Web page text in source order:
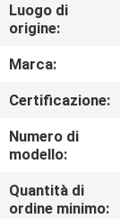
FATORY
TOUR
DI
QUALITÀ
Luogo di
origine:
Marca:
Certificazione:
Numero di
modello:
Quantità di
ordine minimo: